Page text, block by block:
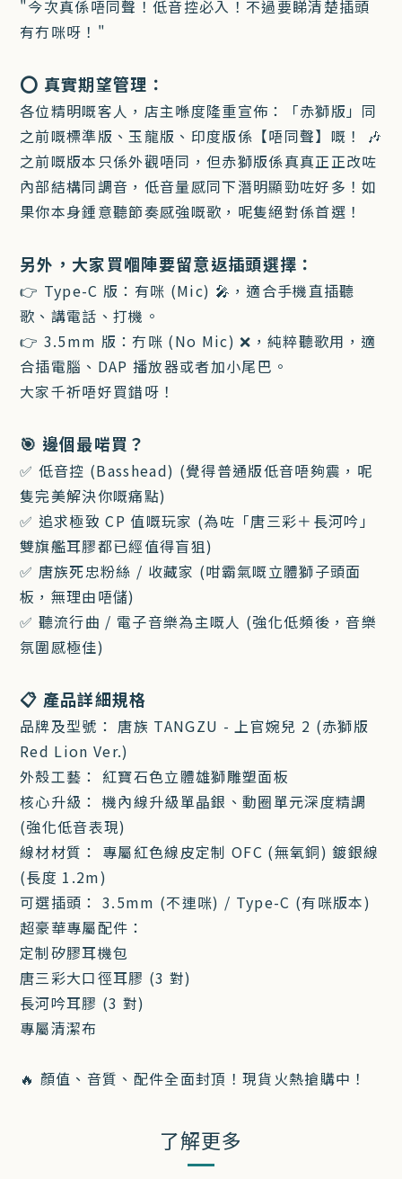
"今次真係唔同聲！低音控必入！不過要睇清楚插頭
有冇咪呀！"
⭕️ 真實期望管理：
各位精明嘅客人，店主喺度隆重宣佈：「赤獅版」同
之前嘅標準版、玉龍版、印度版係【唔同聲】嘅！ 🎶
之前嘅版本只係外觀唔同，但赤獅版係真真正正改咗
內部結構同調音，低音量感同下潛明顯勁咗好多！如
果你本身鍾意聽節奏感強嘅歌，呢隻絕對係首選！
另外，大家買嗰陣要留意返插頭選擇：
👉 Type-C 版：有咪 (Mic) 🎤，適合手機直插聽
歌、講電話、打機。
👉 3.5mm 版：冇咪 (No Mic) ❌，純粹聽歌用，適
合插電腦、DAP 播放器或者加小尾巴。
大家千祈唔好買錯呀！
🎯 邊個最啱買？
✅ 低音控 (Basshead) (覺得普通版低音唔夠震，呢
隻完美解決你嘅痛點)
✅ 追求極致 CP 值嘅玩家 (為咗「唐三彩＋長河吟」
雙旗艦耳膠都已經值得盲狙)
✅ 唐族死忠粉絲 / 收藏家 (咁霸氣嘅立體獅子頭面
板，無理由唔儲)
✅ 聽流行曲 / 電子音樂為主嘅人 (強化低頻後，音樂
氛圍感極佳)
📋 產品詳細規格
品牌及型號： 唐族 TANGZU - 上官婉兒 2 (赤獅版
Red Lion Ver.)
外殼工藝： 紅寶石色立體雄獅雕塑面板
核心升級： 機內線升級單晶銀、動圈單元深度精調
(強化低音表現)
線材材質： 專屬紅色線皮定制 OFC (無氧銅) 鍍銀線
(長度 1.2m)
可選插頭： 3.5mm (不連咪) / Type-C (有咪版本)
超豪華專屬配件：
定制矽膠耳機包
唐三彩大口徑耳膠 (3 對)
長河吟耳膠 (3 對)
專屬清潔布
🔥 顏值、音質、配件全面封頂！現貨火熱搶購中！
了解更多